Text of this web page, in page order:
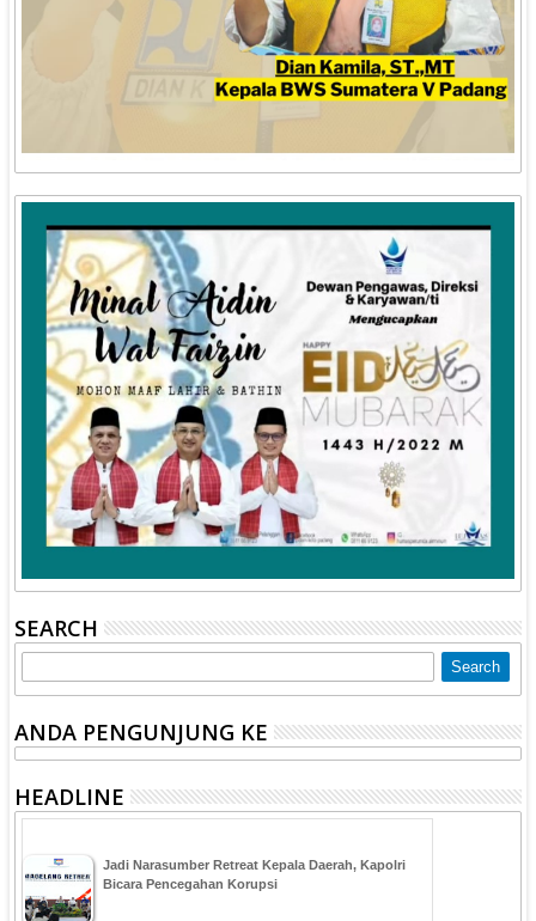
SEARCH
ANDA PENGUNJUNG KE
HEADLINE
Jadi Narasumber Retreat Kepala Daerah, Kapolri
Bicara Pencegahan Korupsi